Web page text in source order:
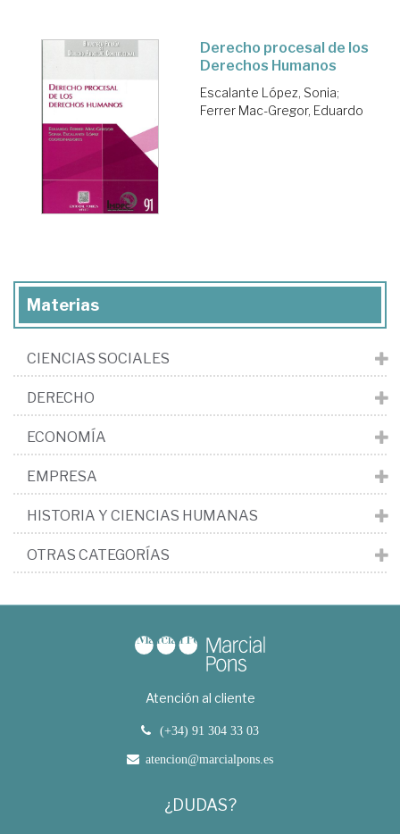
Derecho procesal de los
Derechos Humanos
Escalante López, Sonia;
Ferrer Mac-Gregor, Eduardo
Materias
CIENCIAS SOCIALES
DERECHO
ECONOMÍA
EMPRESA
HISTORIA Y CIENCIAS HUMANAS
OTRAS CATEGORÍAS
Atención al cliente
(+34) 91 304 33 03
atencion@marcialpons.es
¿DUDAS?